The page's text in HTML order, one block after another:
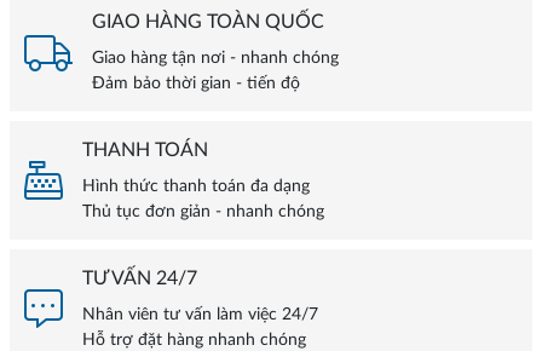
GIAO HÀNG TOÀN QUỐC
Giao hàng tận nơi - nhanh chóng
Đảm bảo thời gian - tiến độ
THANH TOÁN
Hình thức thanh toán đa dạng
Thủ tục đơn giản - nhanh chóng
TƯ VẤN 24/7
Nhân viên tư vấn làm việc 24/7
Hỗ trợ đặt hàng nhanh chóng